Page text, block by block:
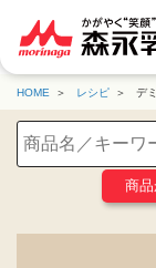
HOME レシピ デ
商